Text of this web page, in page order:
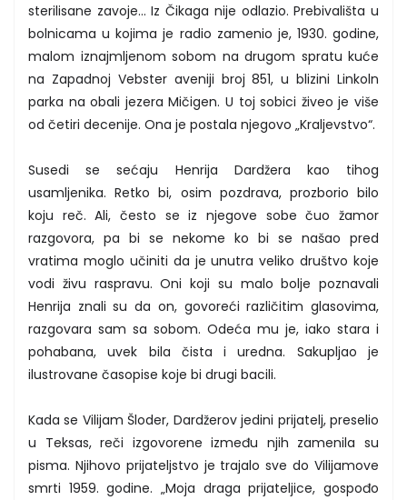
sterilisane zavoje… Iz Čikaga nije odlazio. Prebivališta u
bolnicama u kojima je radio zamenio je, 1930. godine,
malom iznajmljenom sobom na drugom spratu kuće
na Zapadnoj Vebster aveniji broj 851, u blizini Linkoln
parka na obali jezera Mičigen. U toj sobici živeo je više
od četiri decenije. Ona je postala njegovo „Kraljevstvo“.
Susedi se sećaju Henrija Dardžera kao tihog
usamljenika. Retko bi, osim pozdrava, prozborio bilo
koju reč. Ali, često se iz njegove sobe čuo žamor
razgovora, pa bi se nekome ko bi se našao pred
vratima moglo učiniti da je unutra veliko društvo koje
vodi živu raspravu. Oni koji su malo bolje poznavali
Henrija znali su da on, govoreći različitim glasovima,
razgovara sam sa sobom. Odeća mu je, iako stara i
pohabana, uvek bila čista i uredna. Sakupljao je
ilustrovane časopise koje bi drugi bacili.
Kada se Vilijam Šloder, Dardžerov jedini prijatelj, preselio
u Teksas, reči izgovorene između njih zamenila su
pisma. Njihovo prijateljstvo je trajalo sve do Vilijamove
smrti 1959. godine. „Moja draga prijateljice, gospođo